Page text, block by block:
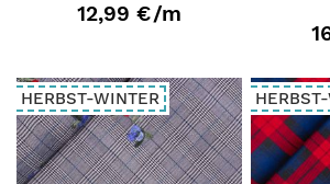
12,99 €/m
HERBST-WINTER